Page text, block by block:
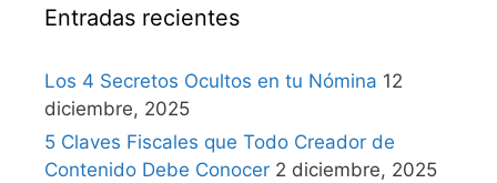
Entradas recientes
Los 4 Secretos Ocultos en tu Nómina 12
diciembre, 2025
5 Claves Fiscales que Todo Creador de
Contenido Debe Conocer 2 diciembre, 2025